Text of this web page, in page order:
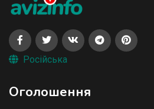
Російська
Оголошення